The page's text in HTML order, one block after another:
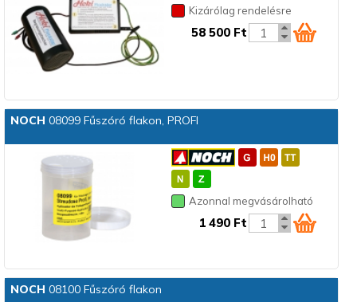
Kizárólag rendelésre
58 500 Ft
NOCH 08099 Fűszóró flakon, PROFI
Azonnal megvásárolható
1 490 Ft
NOCH 08100 Fűszóró flakon